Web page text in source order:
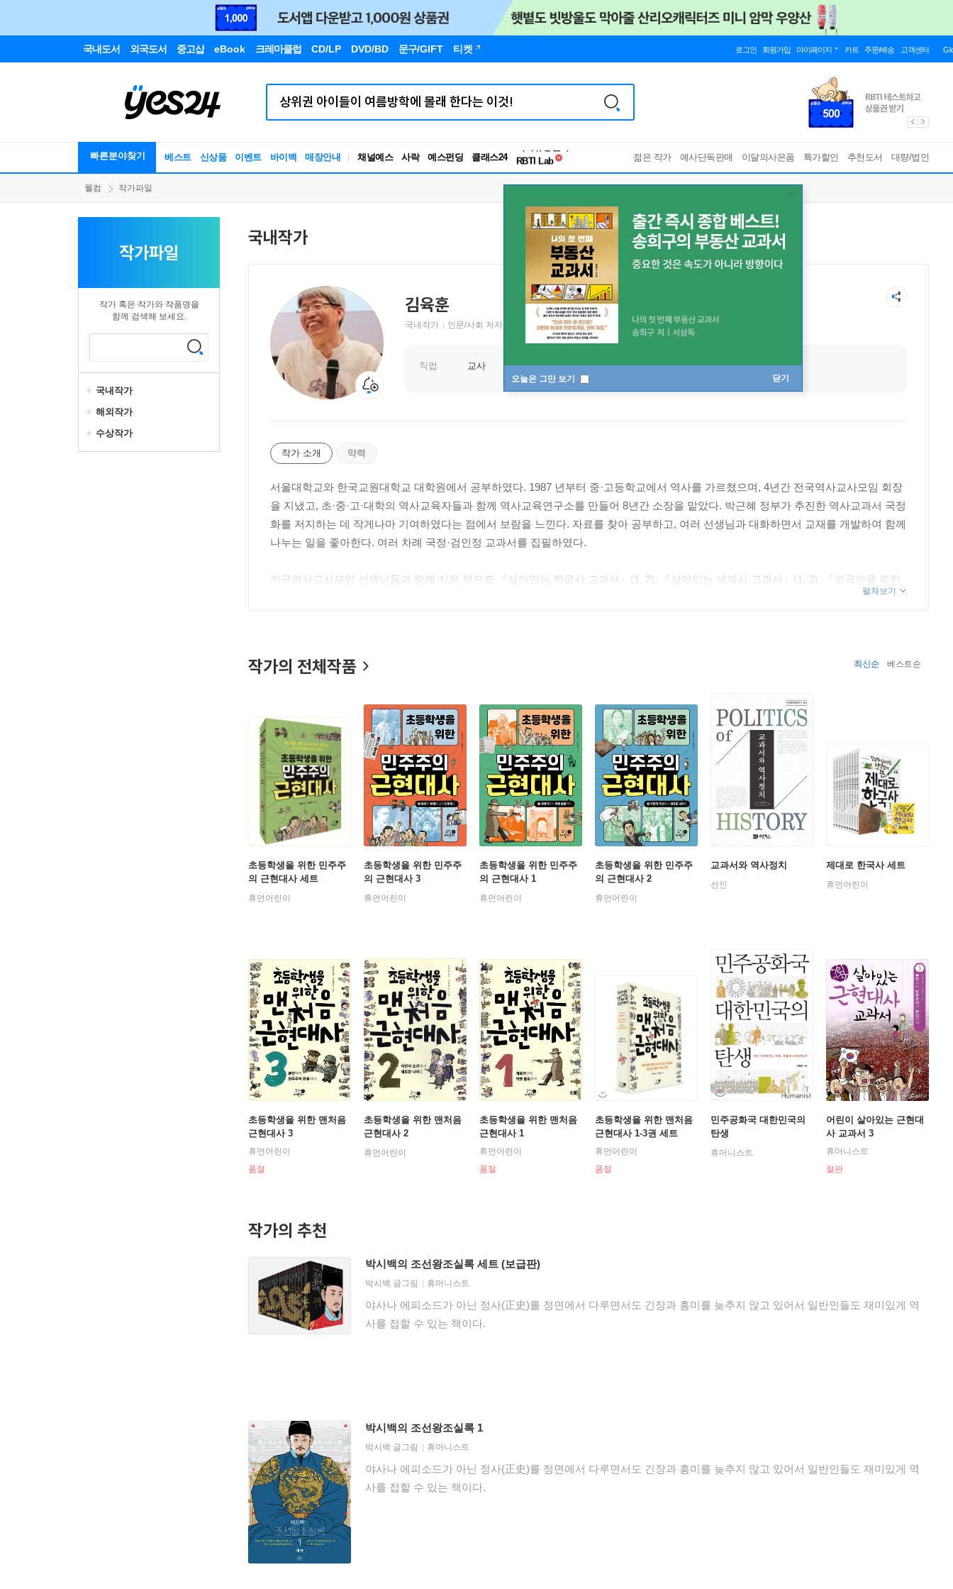
국내도서 외국도서 중고샵 eBook 크레마클럽 CD/LP DVD/BD 문구/GIFT 티켓 로그인 회원가입 마이페이지 카트 주문/배송 고객센터
빠른분야찾기 베스트 신상품 이벤트 바이백 매장안내 채널예스 사락 예스펀딩 클래스24
RBTI Lab
독서유형검사
젊은 작가 예사단독판매 이달의사은품 특가할인 추천도서 대량/법인
오늘은 그만 보기 닫기
웰컴 작가파일
작가파일
작가 혹은 작가와 작품명을
함께 검색해 보세요.
국내작가
해외작가
수상작가
국내작가
김육훈
국내작가 인문/사회 저자
직업 교사
작가 소개 약력
서울대학교와 한국교원대학교 대학원에서 공부하였다. 1987 년부터 중·고등학교에서 역사를 가르쳤으며, 4년간 전국역사교사모임 회장
을 지냈고, 초·중·고·대학의 역사교육자들과 함께 역사교육연구소를 만들어 8년간 소장을 맡았다. 박근혜 정부가 추진한 역사교과서 국정
화를 저지하는 데 작게나마 기여하였다는 점에서 보람을 느낀다. 자료를 찾아 공부하고, 여러 선생님과 대화하면서 교재를 개발하여 함께
나누는 일을 좋아한다. 여러 차례 국정·검인정 교과서를 집필하였다.
전국역사교사모임 선생님들과 함께 지은 책으로 『살아있는 한국사 교과서』(1, 2), 『살아있는 세계사 교과서』(1, 2), 『외국인을 위한
한국사』(A Korean History for International Readers), 『마주 보는 한일사』(Ⅰ~Ⅲ), ‘처음 읽는 세계사’(터키사, 미국사, 인도사, 일본사,
펼쳐보기
작가의 전체작품 최신순 베스트순
초등학생을 위한 민주주
의 근현대사 세트
휴먼어린이
초등학생을 위한 민주주
의 근현대사 3
휴먼어린이
초등학생을 위한 민주주
의 근현대사 1
휴먼어린이
초등학생을 위한 민주주
의 근현대사 2
휴먼어린이
교과서와 역사정치
선인
제대로 한국사 세트
휴먼어린이
초등학생을 위한 맨처음
근현대사 3
휴먼어린이
품절
초등학생을 위한 맨처음
근현대사 2
휴먼어린이
초등학생을 위한 맨처음
근현대사 1
휴먼어린이
품절
초등학생을 위한 맨처음
근현대사 1-3권 세트
휴먼어린이
품절
민주공화국 대한민국의
탄생
휴머니스트
어린이 살아있는 근현대
사 교과서 3
휴머니스트
절판
작가의 추천
박시백의 조선왕조실록 세트 (보급판)
박시백 글그림 휴머니스트
야사나 에피소드가 아닌 정사(正史)를 정면에서 다루면서도 긴장과 흥미를 늦추지 않고 있어서 일반인들도 재미있게 역
사를 접할 수 있는 책이다.
박시백의 조선왕조실록 1
박시백 글그림 휴머니스트
야사나 에피소드가 아닌 정사(正史)를 정면에서 다루면서도 긴장과 흥미를 늦추지 않고 있어서 일반인들도 재미있게 역
사를 접할 수 있는 책이다.